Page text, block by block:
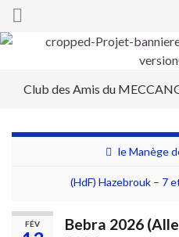
Search for:
Club des Amis du
le Manège
(HdF) Hazebrouk – 7
FÉV
Bebra 2026